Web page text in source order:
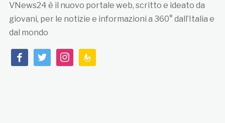
VNews24 è il nuovo portale web, scritto e ideato da
giovani, per le notizie e informazioni a 360° dall’Italia e
dal mondo
facebooktwitterinstagramfeedburner